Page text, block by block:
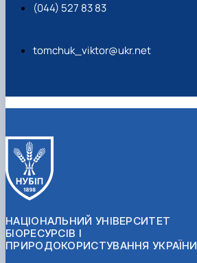
(044) 527 83 83
tomchuk_viktor@ukr.net
НАЦІОНАЛЬНИЙ УНІВЕРСИТЕТ
БІОРЕСУРСІВ І
ПРИРОДОКОРИСТУВАННЯ УКРАЇНИ